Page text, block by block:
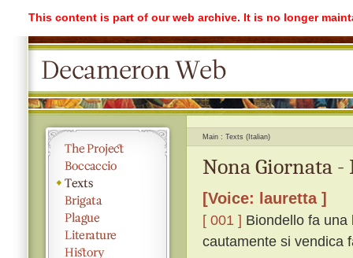
This content is part of our web archive. It is no longer
Main Texts (Italian)
Nona Giornata -
[Voice: lauretta ]
[ 001 ] Biondello fa
cautamente si vendica